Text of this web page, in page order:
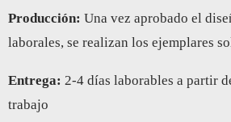
Producción: Una vez aprobado el
laborales, se realizan los ejemplares
Entrega: 2-4 días laborables a partir
trabajo